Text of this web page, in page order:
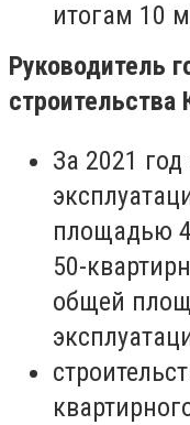
итогам 10
Руководитель
строительства
За 2021
площадью
50-
общей